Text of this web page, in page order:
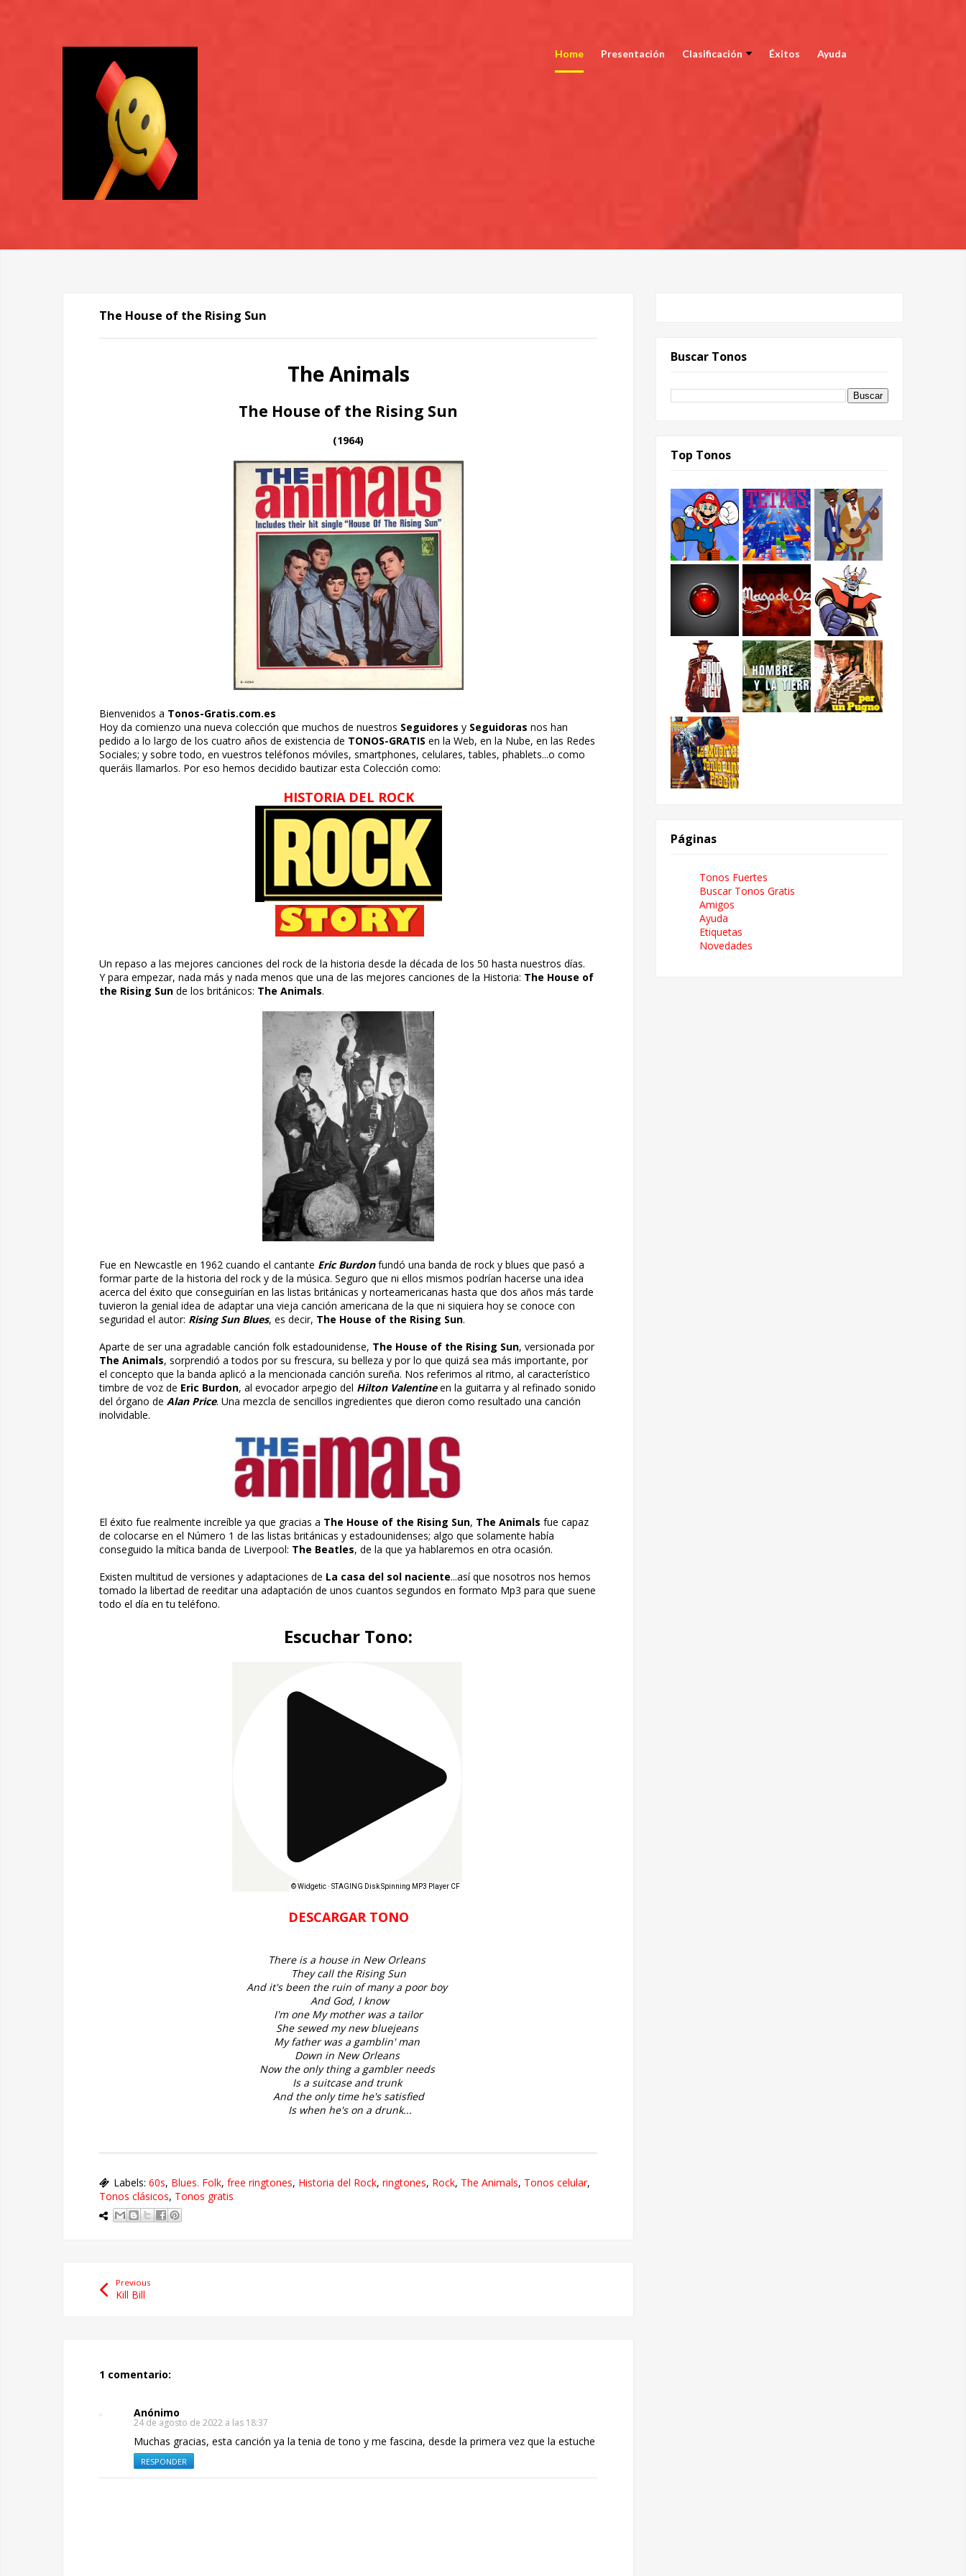
Home Presentación Clasificación Éxitos Ayuda
The House of the Rising Sun
The Animals
The House of the Rising Sun
(1964)
Bienvenidos a Tonos-Gratis.com.es
Hoy da comienzo una nueva colección que muchos de nuestros Seguidores y Seguidoras nos han
pedido a lo largo de los cuatro años de existencia de TONOS-GRATIS en la Web, en la Nube, en las Redes
Sociales; y sobre todo, en vuestros teléfonos móviles, smartphones, celulares, tables, phablets...o como
queráis llamarlos. Por eso hemos decidido bautizar esta Colección como:
HISTORIA DEL ROCK
Un repaso a las mejores canciones del rock de la historia desde la década de los 50 hasta nuestros días.
Y para empezar, nada más y nada menos que una de las mejores canciones de la Historia: The House of
the Rising Sun de los británicos: The Animals.
Fue en Newcastle en 1962 cuando el cantante Eric Burdonfundó una banda de rock y blues que pasó a
formar parte de la historia del rock y de la música. Seguro que ni ellos mismos podrían hacerse una idea
acerca del éxito que conseguirían en las listas británicas y norteamericanas hasta que dos años más tarde
tuvieron la genial idea de adaptar una vieja canción americana de la que ni siquiera hoy se conoce con
seguridad el autor: Rising Sun Blues, es decir, The House of the Rising Sun.
Aparte de ser una agradable canción folk estadounidense, The House of the Rising Sun, versionada por
The Animals, sorprendió a todos por su frescura, su belleza y por lo que quizá sea más importante, por
el concepto que la banda aplicó a la mencionada canción sureña. Nos referimos al ritmo, al característico
timbre de voz de Eric Burdon, al evocador arpegio del Hilton Valentineen la guitarra y al refinado sonido
del órgano de Alan Price. Una mezcla de sencillos ingredientes que dieron como resultado una canción
inolvidable.
El éxito fue realmente increíble ya que gracias a The House of the Rising Sun, The Animals fue capaz
de colocarse en el Número 1 de las listas británicas y estadounidenses; algo que solamente había
conseguido la mítica banda de Liverpool: The Beatles, de la que ya hablaremos en otra ocasión.
Existen multitud de versiones y adaptaciones de La casa del sol naciente...así que nosotros nos hemos
tomado la libertad de reeditar una adaptación de unos cuantos segundos en formato Mp3 para que suene
todo el día en tu teléfono.
Escuchar Tono:
DESCARGAR TONO
There is a house in New Orleans
They call the Rising Sun
And it's been the ruin of many a poor boy
And God, I know
I'm one My mother was a tailor
She sewed my new bluejeans
My father was a gamblin' man
Down in New Orleans
Now the only thing a gambler needs
Is a suitcase and trunk
And the only time he's satisfied
Is when he's on a drunk...
Labels: 60s, Blues. Folk, free ringtones, Historia del Rock, ringtones, Rock, The Animals, Tonos celular,
Tonos clásicos, Tonos gratis
Previous
Kill Bill
1 comentario:
Anónimo
24 de agosto de 2022 a las 18:37
Muchas gracias, esta canción ya la tenia de tono y me fascina, desde la primera vez que la estuche
RESPONDER
Buscar Tonos
Top Tonos
Páginas
Tonos Fuertes
Buscar Tonos Gratis
Amigos
Ayuda
Etiquetas
Novedades